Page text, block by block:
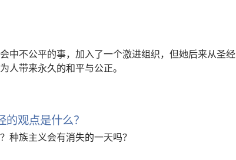
中不公平的事，加入了一个激进组织，但她后来从圣经
人带来永久的和平与公正。
观点是什么？
种族主义会有消失的一天吗？